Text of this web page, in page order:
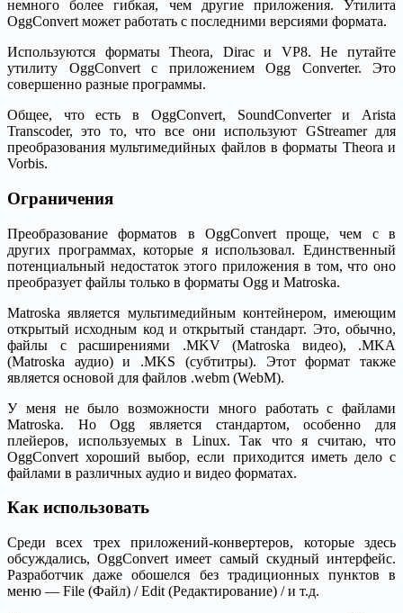
немного более гибкая, чем другие приложения. Утилита
OggConvert может работать с последними версиями формата.
Используются форматы Theora, Dirac и VP8. Не путайте
утилиту OggConvert с приложением Ogg Converter. Это
совершенно разные программы.
Общее, что есть в OggConvert, SoundConverter и Arista
Transcoder, это то, что все они используют GStreamer для
преобразования мультимедийных файлов в форматы Theora и
Vorbis.
Ограничения
Преобразование форматов в OggConvert проще, чем с в
других программах, которые я использовал. Единственный
потенциальный недостаток этого приложения в том, что оно
преобразует файлы только в форматы Ogg и Matroska.
Matroska является мультимедийным контейнером, имеющим
открытый исходным код и открытый стандарт. Это, обычно,
файлы с расширениями .MKV (Matroska видео), .MKA
(Matroska аудио) и .MKS (субтитры). Этот формат также
является основой для файлов .webm (WebM).
У меня не было возможности много работать с файлами
Matroska. Но Ogg является стандартом, особенно для
плейеров, используемых в Linux. Так что я считаю, что
OggConvert хороший выбор, если приходится иметь дело с
файлами в различных аудио и видео форматах.
Как использовать
Среди всех трех приложений-конвертеров, которые здесь
обсуждались, OggConvert имеет самый скудный интерфейс.
Разработчик даже обошелся без традиционных пунктов в
меню — File (Файл) / Edit (Редактирование) / и т.д.